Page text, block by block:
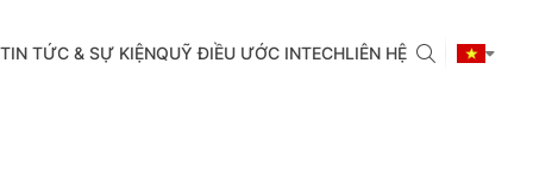
TIN TỨC & SỰ KIỆNQUỸ ĐIỀU ƯỚC INTECHLIÊN HỆ